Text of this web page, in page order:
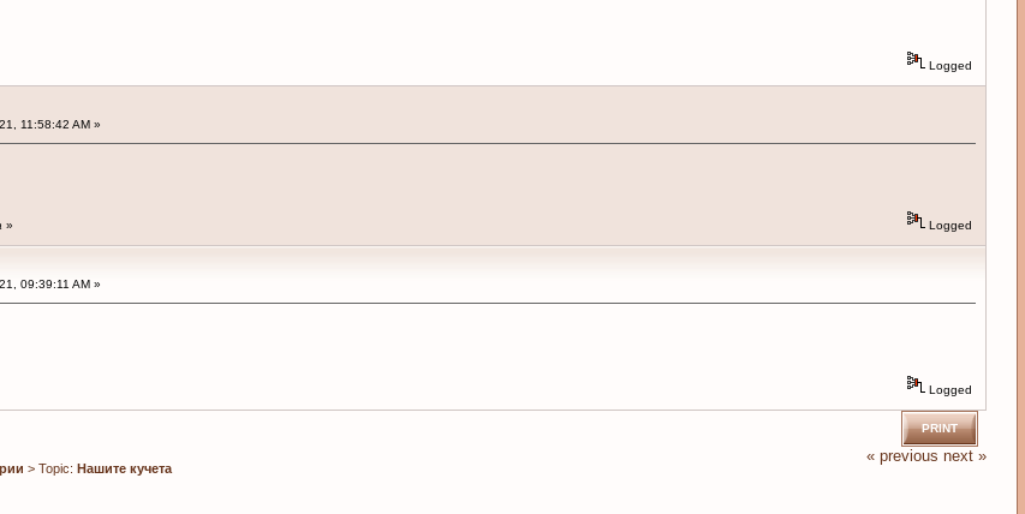
Logged
11:58:42 AM »
» Logged
09:39:11 AM »
Logged
PRINT
> Topic: Нашите кучета
« previous next »